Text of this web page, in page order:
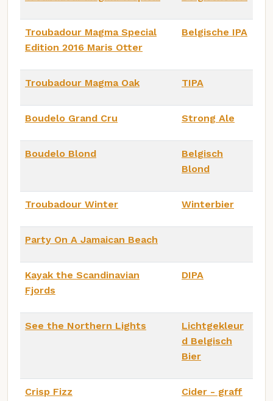
Troubadour Magma Special
Edition 2016 Maris Otter
Belgische IPA
Troubadour Magma Oak TIPA
Boudelo Grand Cru Strong Ale
Boudelo Blond
Belgisch
Blond
Troubadour Winter Winterbier
Party On A Jamaican Beach
Kayak the Scandinavian
Fjords
DIPA
See the Northern Lights
Lichtgekleur
d Belgisch
Bier
Crisp Fizz Cider - graff